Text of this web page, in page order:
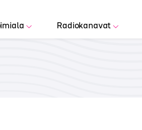
Radiokanavat